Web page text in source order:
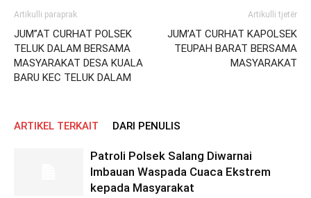
Artikulli paraprak
JUM”AT CURHAT POLSEK
TELUK DALAM BERSAMA
MASYARAKAT DESA KUALA
BARU KEC TELUK DALAM
Artikulli tjetër
JUM’AT CURHAT KAPOLSEK
TEUPAH BARAT BERSAMA
MASYARAKAT
ARTIKEL TERKAIT DARI PENULIS
Patroli Polsek Salang Diwarnai
Imbauan Waspada Cuaca Ekstrem
kepada Masyarakat